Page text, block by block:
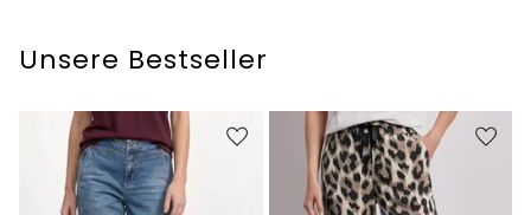
Unsere Bestseller